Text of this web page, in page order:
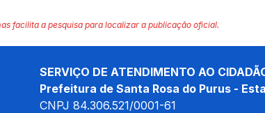
facilita a pesquisa para localizar a publicação oficial.
SERVIÇO DE ATENDIMENTO AO
Prefeitura de Santa Rosa do Purus -
CNPJ 84.306.521/0001-61